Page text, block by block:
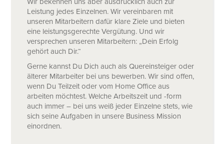
Leistung jedes Einzelnen. Wir vereinbaren mit
unseren Mitarbeitern dafür klare Ziele und bieten
eine leistungsgerechte Vergütung. Und wir
versprechen unseren Mitarbeitern: „Dein Erfolg
gehört auch Dir.“
Gerne kannst Du Dich auch als Quereinsteiger oder
älterer Mitarbeiter bei uns bewerben. Wir sind offen,
wenn Du Teilzeit oder vom Home Office aus
arbeiten möchtest. Welche Arbeitszeit und -form
auch immer – bei uns weiß jeder Einzelne stets, wie
sich seine Aufgaben in unsere Business Mission
einordnen.